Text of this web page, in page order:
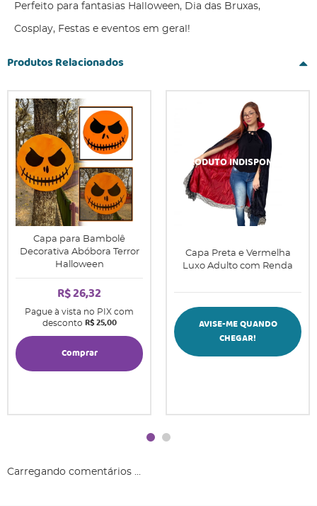
Perfeito para fantasias Halloween, Dia das Bruxas,
Cosplay, Festas e eventos em geral!
Produtos Relacionados
Capa para Bambolê
Decorativa Abóbora Terror
Halloween
R$ 26,32
Pague à vista no PIX com
desconto R$ 25,00
Comprar
Capa Preta e Vermelha
Luxo Adulto com Renda
AVISE-ME QUANDO
CHEGAR!
Carregando comentários ...